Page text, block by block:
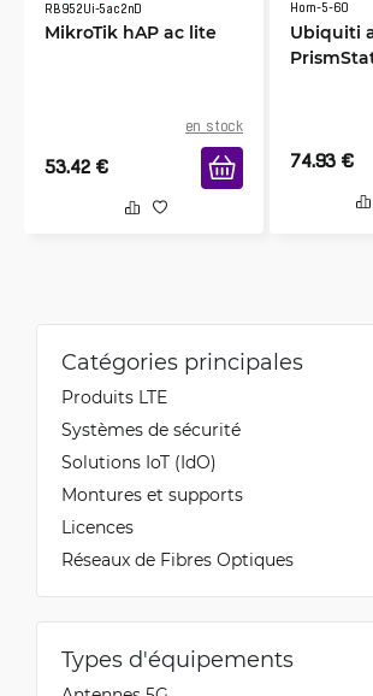
RB952Ui-5ac2nD
MikroTik hAP ac lite
en stock
53.42 €
Horn-5-60
Ubiquiti
74.93 €
Catégories principales
Produits LTE
Systèmes de sécurité
Solutions IoT (IdO)
Montures et supports
Licences
Réseaux de Fibres Optiques
Types d'équipements